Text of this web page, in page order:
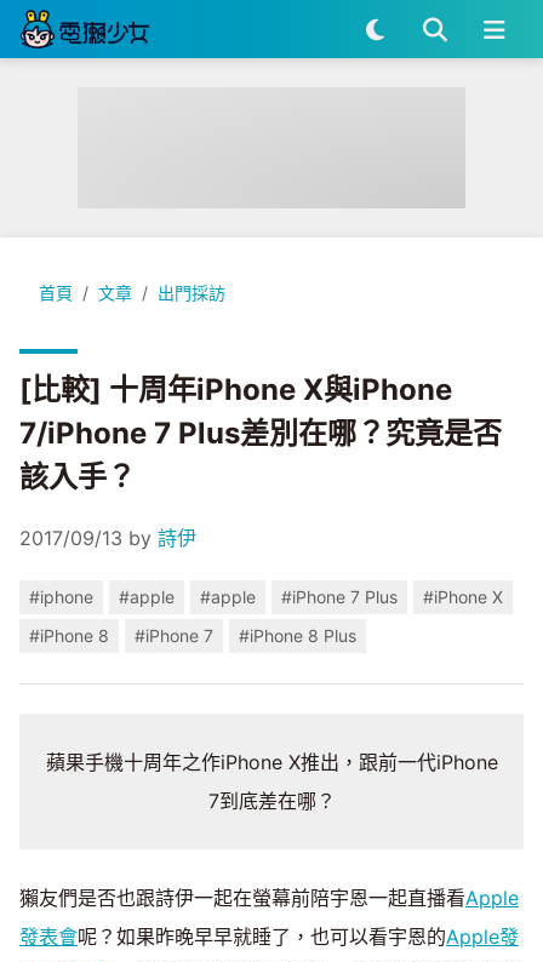
首頁 文章 出門採訪
[比較] 十周年iPhone X與iPhone 7/iPhone 7 Plus差別在哪？
[比較] 十周年iPhone X與iPhone
7/iPhone 7 Plus差別在哪？究竟是否
該入手？
2017/09/13 by 詩伊
#iphone #apple #apple #iPhone 7 Plus
#iPhone X
#iPhone 8
#iPhone 7 #iPhone 8 Plus
蘋果手機十周年之作iPhone X推出，跟前一代iPhone
7到底差在哪？
獺友們是否也跟詩伊一起在螢幕前陪宇恩一起直播看Apple
發表會呢？如果昨晚早早就睡了，也可以看宇恩的Apple發